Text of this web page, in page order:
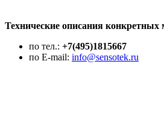
Технические описания конкретных
по тел.: +7(495)1815667
по E-mail: info@sensotek.ru